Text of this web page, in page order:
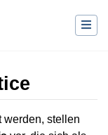
werden, stellen